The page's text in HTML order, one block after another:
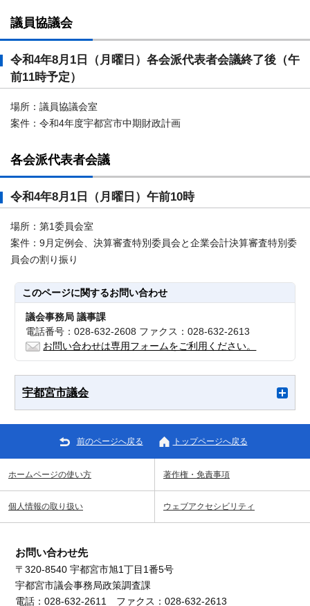
議員協議会
令和4年8月1日（月曜日）各会派代表者会議終了後（午
前11時予定）
場所：議員協議会室
案件：令和4年度宇都宮市中期財政計画
各会派代表者会議
令和4年8月1日（月曜日）午前10時
場所：第1委員会室
案件：9月定例会、決算審査特別委員会と企業会計決算審査特別委
員会の割り振り
このページに関するお問い合わせ
議会事務局 議事課
電話番号：028-632-2608 ファクス：028-632-2613
お問い合わせは専用フォームをご利用ください。
宇都宮市議会
前のページへ戻る トップページへ戻る
ホームページの使い方 著作権・免責事項
個人情報の取り扱い ウェブアクセシビリティ
お問い合わせ先
〒320-8540 宇都宮市旭1丁目1番5号
宇都宮市議会事務局政策調査課
電話：028-632-2611 ファクス：028-632-2613